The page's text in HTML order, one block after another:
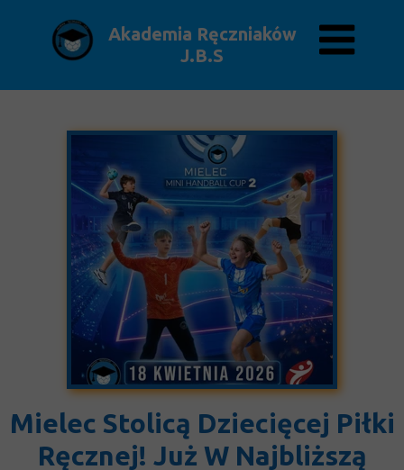
Mielec Stolicą Dziecięcej Piłki
Ręcznej! Już W Najbliższą
Akademia Ręczniaków
J.B.S